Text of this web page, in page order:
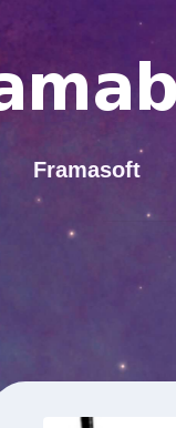
Framasoft